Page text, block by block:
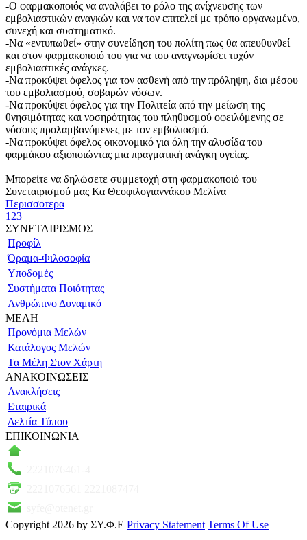
-Ο φαρμακοποιός να αναλάβει το ρόλο της ανίχνευσης των
εμβολιαστικών αναγκών και να τον επιτελεί με τρόπο οργανωμένο,
συνεχή και συστηματικό.
-Να «εντυπωθεί» στην συνείδηση του πολίτη πως θα απευθυνθεί
και στον φαρμακοποιό του για να του αναγνωρίσει τυχόν
εμβολιαστικές ανάγκες.
-Να προκύψει όφελος για τον ασθενή από την πρόληψη, δια μέσου
του εμβολιασμού, σοβαρών νόσων.
-Να προκύψει όφελος για την Πολιτεία από την μείωση της
θνησιμότητας και νοσηρότητας του πληθυσμού οφειλόμενης σε
νόσους προλαμβανόμενες με τον εμβολιασμό.
-Να προκύψει όφελος οικονομικό για όλη την αλυσίδα του
φαρμάκου αξιοποιώντας μια πραγματική ανάγκη υγείας.
Μπορείτε να δηλώσετε συμμετοχή στη φαρμακοποιό του
Συνεταιρισμού μας Κα Θεοφιλογιαννάκου Μελίνα
Περισσοτερα
1 23
ΣΥΝΕΤΑΙΡΙΣΜΟΣ
Προφίλ
Όραμα-Φιλοσοφία
Υποδομές
Συστήματα Ποιότητας
Ανθρώπινο Δυναμικό
ΜΕΛΗ
Προνόμια Μελών
Κατάλογος Μελών
Τα Μέλη Στον Χάρτη
ΑΝΑΚΟΙΝΩΣΕΙΣ
Ανακλήσεις
Εταιρικά
Δελτία Τύπου
ΕΠΙΚΟΙΝΩΝΙΑ
Copyright 2026 by ΣΥ.Φ.Ε Privacy Statement Terms Of Use